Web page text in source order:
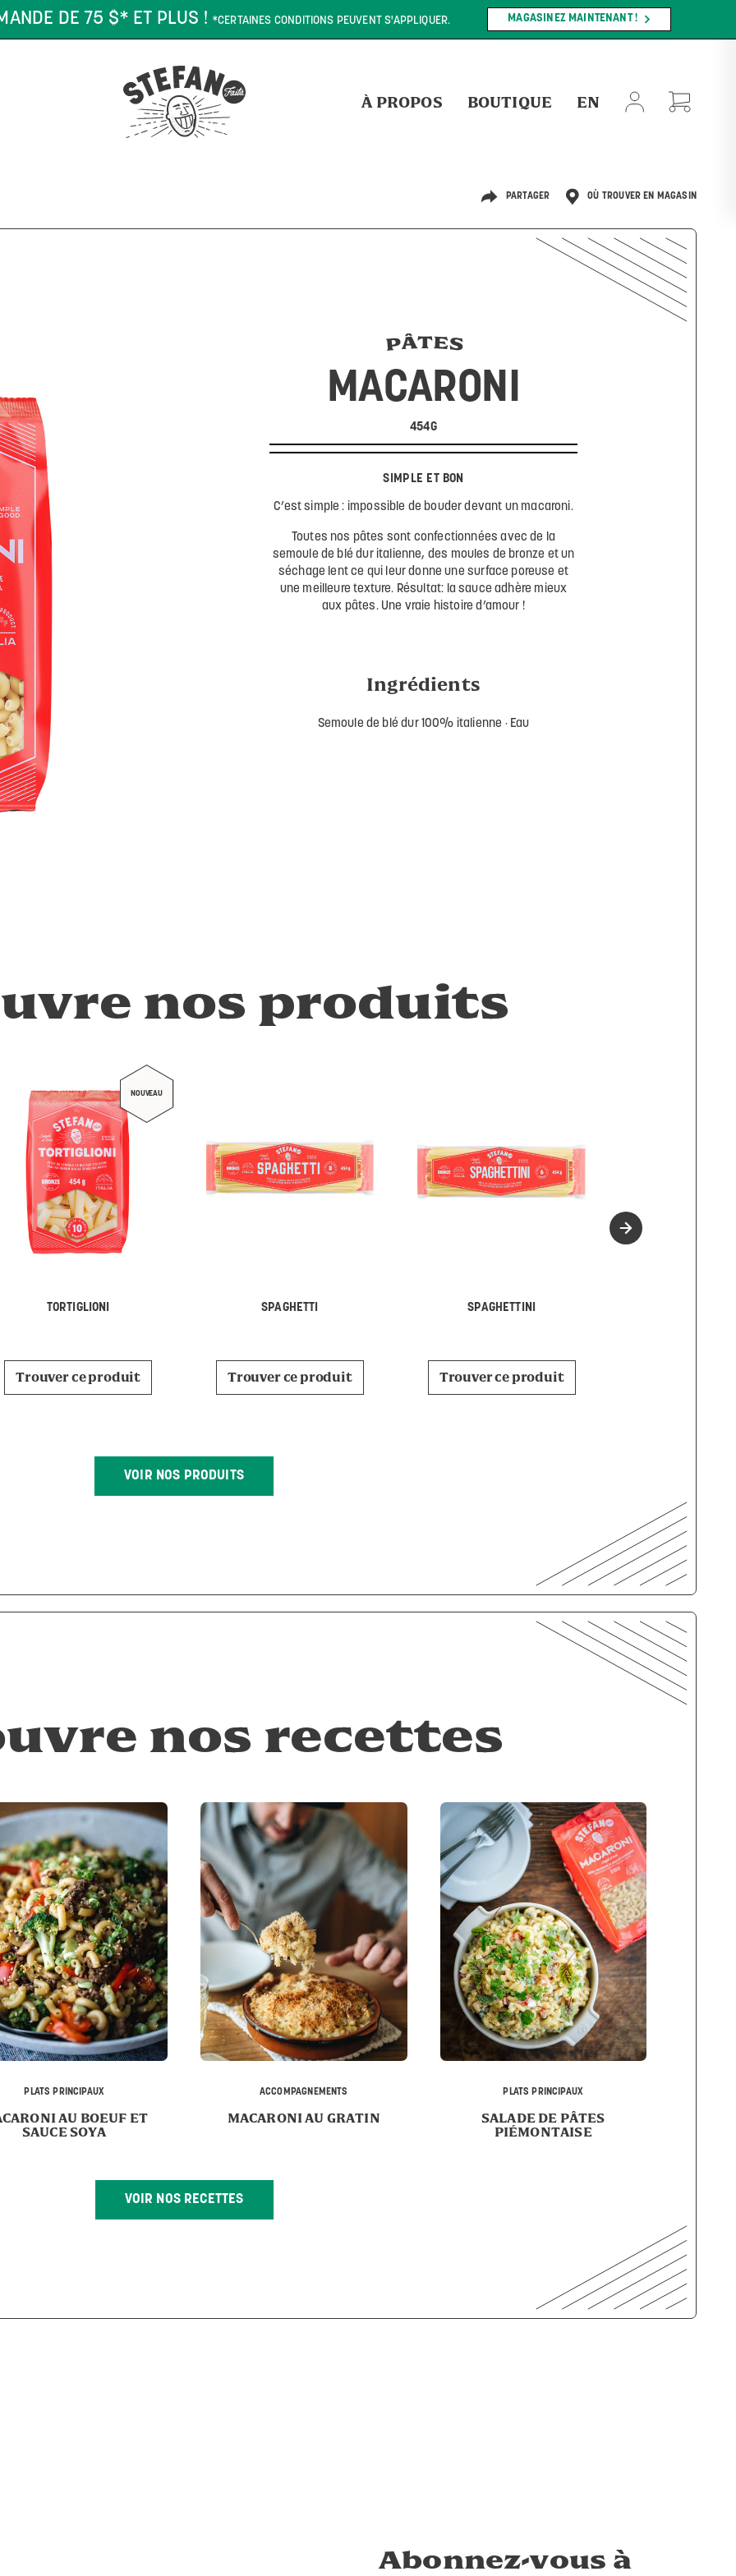
DE 75 $* ET PLUS ! *CERTAINES CONDITIONS PEUVENT S'APPLIQUER. MAGASINEZ MAINTENANT !
À PROPOS BOUTIQUE EN
PARTAGER OÙ TROUVER EN MAGASIN
PÂTES
MACARONI
454G
SIMPLE ET BON
C’est simple : impossible de bouder devant un macaroni.
Toutes nos pâtes sont confectionnées avec de la
semoule de blé dur italienne, des moules de bronze et un
séchage lent ce qui leur donne une surface poreuse et
une meilleure texture. Résultat: la sauce adhère mieux
aux pâtes. Une vraie histoire d’amour !
Ingrédients
Semoule de blé dur 100% italienne Eau
nos produits
NOUVEAU
TORTIGLIONI
Trouver ce produit
SPAGHETTI
Trouver ce produit
SPAGHETTINI
Trouver ce produit
VOIR NOS PRODUITS
nos recettes
PLATS PRINCIPAUX
AU BOEUF ET
SAUCE SOYA
ACCOMPAGNEMENTS
MACARONI AU GRATIN
PLATS PRINCIPAUX
SALADE DE PÂTES
PIÉMONTAISE
VOIR NOS RECETTES
Abonnez-vous à